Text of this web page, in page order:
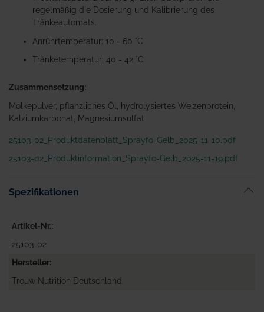
regelmäßig die Dosierung und Kalibrierung des
Tränkeautomats.
Anrührtemperatur: 10 - 60 °C
Tränketemperatur: 40 - 42 °C
Zusammensetzung:
Molkepulver, pflanzliches Öl, hydrolysiertes Weizenprotein,
Kalziumkarbonat, Magnesiumsulfat
25103-02_Produktdatenblatt_Sprayfo-Gelb_2025-11-10.pdf
25103-02_Produktinformation_Sprayfo-Gelb_2025-11-19.pdf
Spezifikationen
Artikel-Nr.
25103-02
Hersteller
Trouw Nutrition Deutschland